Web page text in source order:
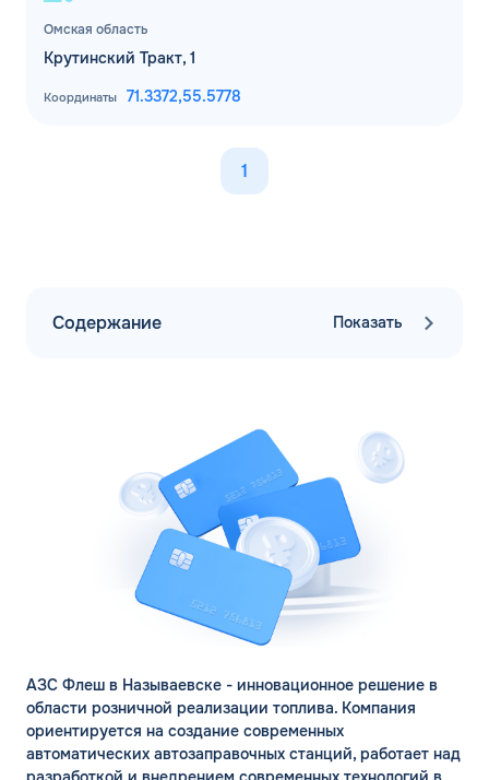
Омская область
Крутинский Тракт, 1
Координаты 71.3372,55.5778
1
Содержание Показать
АЗС Флеш в Называевске - инновационное решение в
области розничной реализации топлива. Компания
ориентируется на создание современных
автоматических автозаправочных станций, работает над